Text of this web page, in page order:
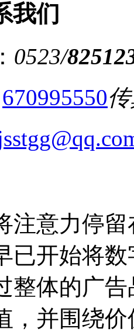
我们
0523/
670995550
注意力停
已开始将
整体的广
，并围绕